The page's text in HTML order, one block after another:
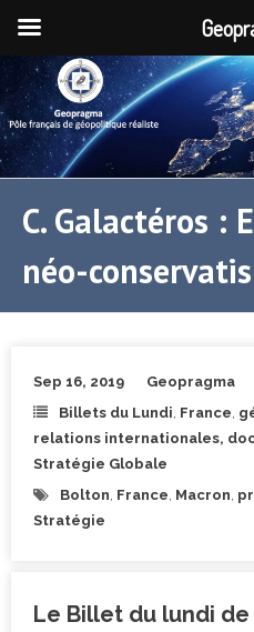
C. Galactéros :
néo-
Sep 16, 2019
Geopragma
Billets du Lundi France
relations internationales,
Stratégie Globale
Bolton France Macron
Stratégie
Le Billet du lundi